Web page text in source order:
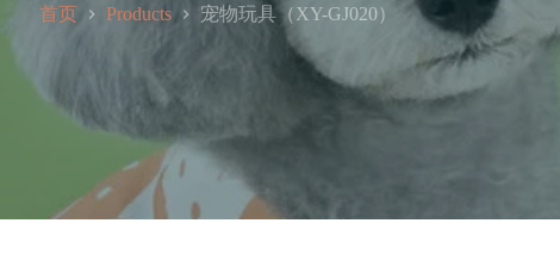
首页 Products 宠物玩具（XY-GJ020）